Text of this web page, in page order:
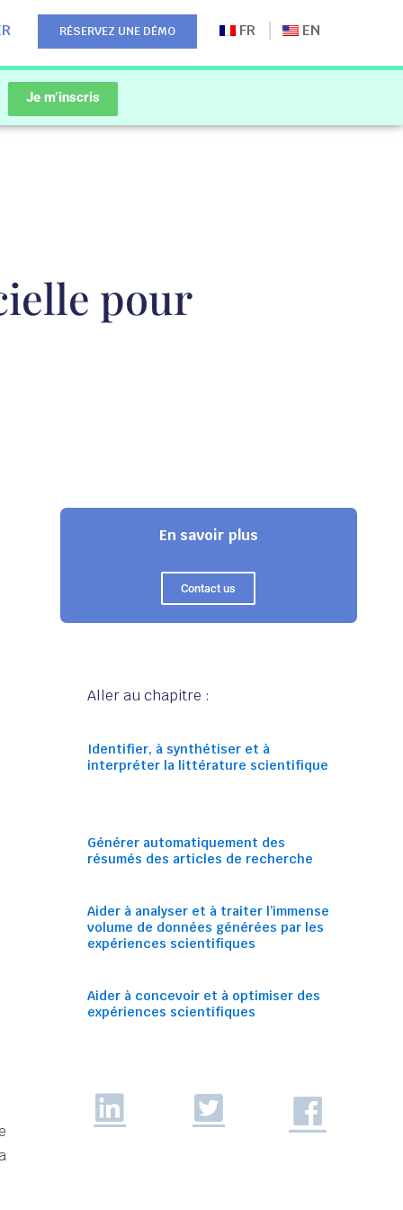
RÉSERVEZ UNE DÉMO FR EN
Je m’inscris
pour
En savoir plus
Contact us
Aller au chapitre :
Identifier, à synthétiser et à
interpréter la littérature scientifique
Générer automatiquement des
résumés des articles de recherche
Aider à analyser et à traiter l’immense
volume de données générées par les
expériences scientifiques
Aider à concevoir et à optimiser des
expériences scientifiques